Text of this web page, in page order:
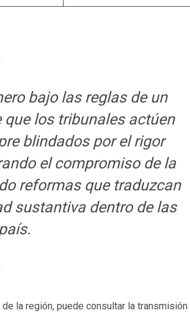
bajo las reglas de un
los tribunales actúen
blindados por el rigor
el compromiso de la
reformas que traduzcan
sustantiva dentro de las
la región, puede consultar la transmisión